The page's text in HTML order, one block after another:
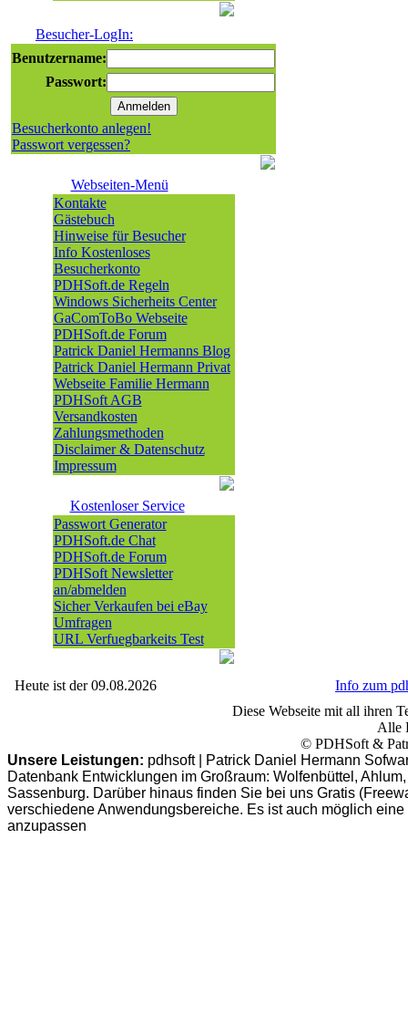
Besucher-LogIn:
Benutzername:
Passwort:
Besucherkonto anlegen!
Passwort vergessen?
Webseiten-Menü
Kontakte
Gästebuch
Hinweise für Besucher
Info Kostenloses
Besucherkonto
PDHSoft.de Regeln
Windows Sicherheits Center
GaComToBo Webseite
PDHSoft.de Forum
Patrick Daniel Hermanns Blog
Patrick Daniel Hermann Privat
Webseite Familie Hermann
PDHSoft AGB
Versandkosten
Zahlungsmethoden
Disclaimer & Datenschutz
Impressum
Kostenloser Service
Passwort Generator
PDHSoft.de Chat
PDHSoft.de Forum
PDHSoft Newsletter
an/abmelden
Sicher Verkaufen bei eBay
Umfragen
URL Verfuegbarkeits Test
Heute ist der 09.08.2026
Info zum
Diese Webseite mit all ihren
Alle
© PDHSoft &
Unsere Leistungen: pdhsoft | Patrick Daniel Hermann
Datenbank Entwicklungen im Großraum: Wolfenbüttel,
Sassenburg. Darüber hinaus finden Sie bei uns Gratis
verschiedene Anwendungsbereiche. Es ist auch möglich
anzupassen